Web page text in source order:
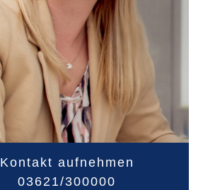
Kontakt aufnehmen
03621/300000